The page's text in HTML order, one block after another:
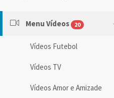
Menu Vídeos 20
Vídeos Futebol
Vídeos TV
Vídeos Amor e Amizade